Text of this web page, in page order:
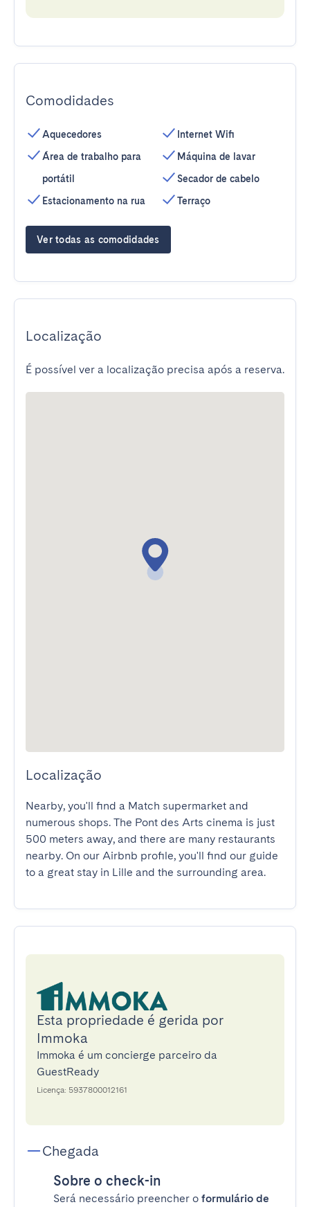
Comodidades
Aquecedores
Área de trabalho para
portátil
Estacionamento na rua
Internet Wifi
Máquina de lavar
Secador de cabelo
Terraço
Ver todas as comodidades
Localização
É possível ver a localização precisa após a reserva.
Localização
Nearby, you'll find a Match supermarket and
numerous shops. The Pont des Arts cinema is just
500 meters away, and there are many restaurants
nearby. On our Airbnb profile, you'll find our guide
to a great stay in Lille and the surrounding area.
Esta propriedade é gerida por
Immoka
Immoka é um concierge parceiro da
GuestReady
Licença: 5937800012161
Chegada
Sobre o check-in
Será necessário preencher o formulário de